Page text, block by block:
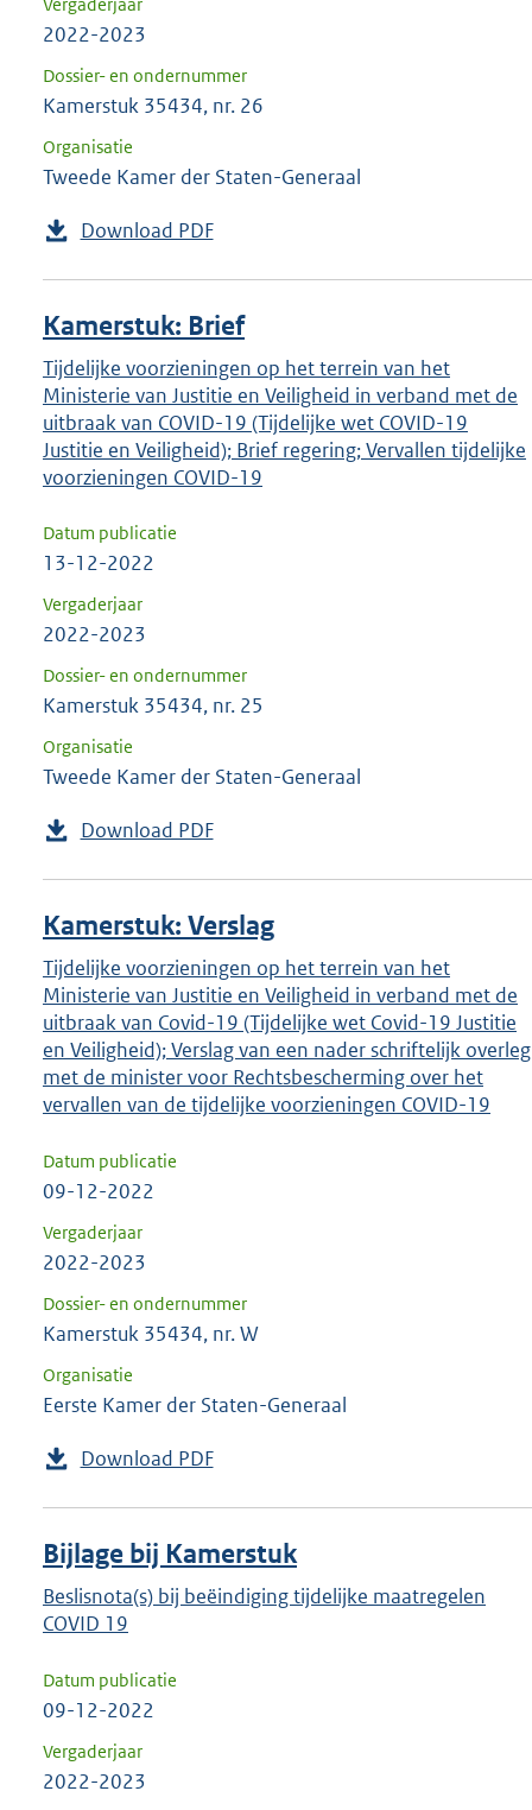
2022-2023
Dossier- en ondernummer
Kamerstuk 35434, nr. 26
Organisatie
Tweede Kamer der Staten-Generaal
Download PDF
Kamerstuk: Brief
Tijdelijke voorzieningen op het terrein van het
Ministerie van Justitie en Veiligheid in verband met de
uitbraak van COVID-19 (Tijdelijke wet COVID-19
Justitie en Veiligheid); Brief regering; Vervallen tijdelijke
voorzieningen COVID-19
Datum publicatie
13-12-2022
Vergaderjaar
2022-2023
Dossier- en ondernummer
Kamerstuk 35434, nr. 25
Organisatie
Tweede Kamer der Staten-Generaal
Download PDF
Kamerstuk: Verslag
Tijdelijke voorzieningen op het terrein van het
Ministerie van Justitie en Veiligheid in verband met de
uitbraak van Covid-19 (Tijdelijke wet Covid-19 Justitie
en Veiligheid); Verslag van een nader schriftelijk overleg
met de minister voor Rechtsbescherming over het
vervallen van de tijdelijke voorzieningen COVID-19
Datum publicatie
09-12-2022
Vergaderjaar
2022-2023
Dossier- en ondernummer
Kamerstuk 35434, nr. W
Organisatie
Eerste Kamer der Staten-Generaal
Download PDF
Bijlage bij Kamerstuk
Beslisnota(s) bij beëindiging tijdelijke maatregelen
COVID 19
Datum publicatie
09-12-2022
Vergaderjaar
2022-2023